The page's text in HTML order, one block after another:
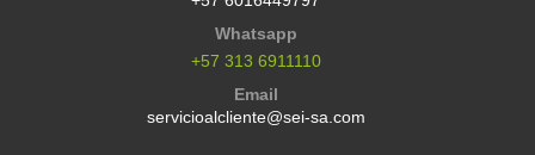
Whatsapp
+57 313 6911110
Email
servicioalcliente@sei-sa.com